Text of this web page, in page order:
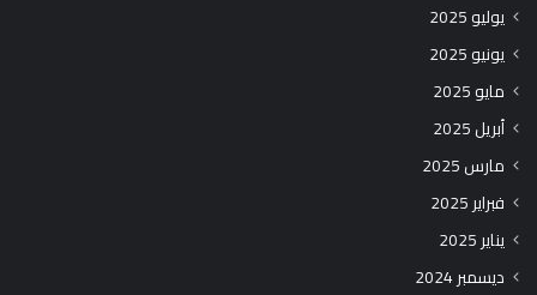
يوليو 2025
يونيو 2025
مايو 2025
أبريل 2025
مارس 2025
فبراير 2025
يناير 2025
ديسمبر 2024